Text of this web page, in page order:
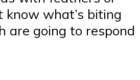
know what’s biting
are going to respond